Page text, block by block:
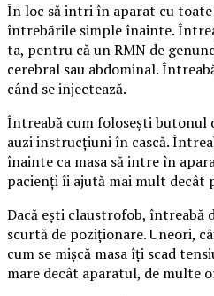
În loc să intri în aparat cu
întrebările simple înainte.
ta, pentru că un RMN de
cerebral sau abdominal.
când se injectează.
Întreabă cum folosești butonul
auzi instrucțiuni în cască.
înainte ca masa să intre în
pacienți îi ajută mai mult decât
Dacă ești claustrofob, întreabă
scurtă de poziționare. Uneori,
cum se mișcă masa îți scad
mare decât aparatul, de multe